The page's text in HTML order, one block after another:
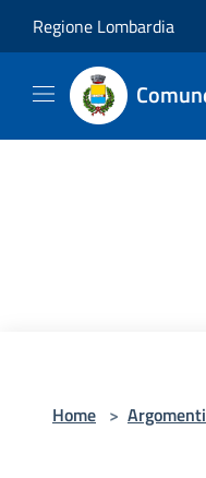
Regione Lombardia
Home > Argomenti